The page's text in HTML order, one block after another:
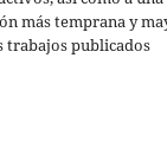
más temprana y
trabajos publicados